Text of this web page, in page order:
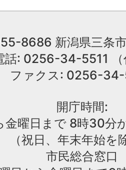
8686 新潟県三条
話: 0256-34-5511
ファクス: 0256-
開庁時間:
金曜日まで 8時30分
（祝日、年末年始を
市民総合窓口